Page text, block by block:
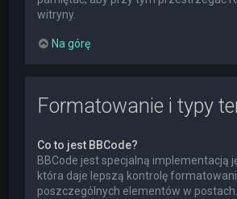
witryny.
Na górę
Formatowanie i typy
Co to jest BBCode?
BBCode jest specjalną implementacją
która daje lepszą kontrolę
poszczególnych elementów w